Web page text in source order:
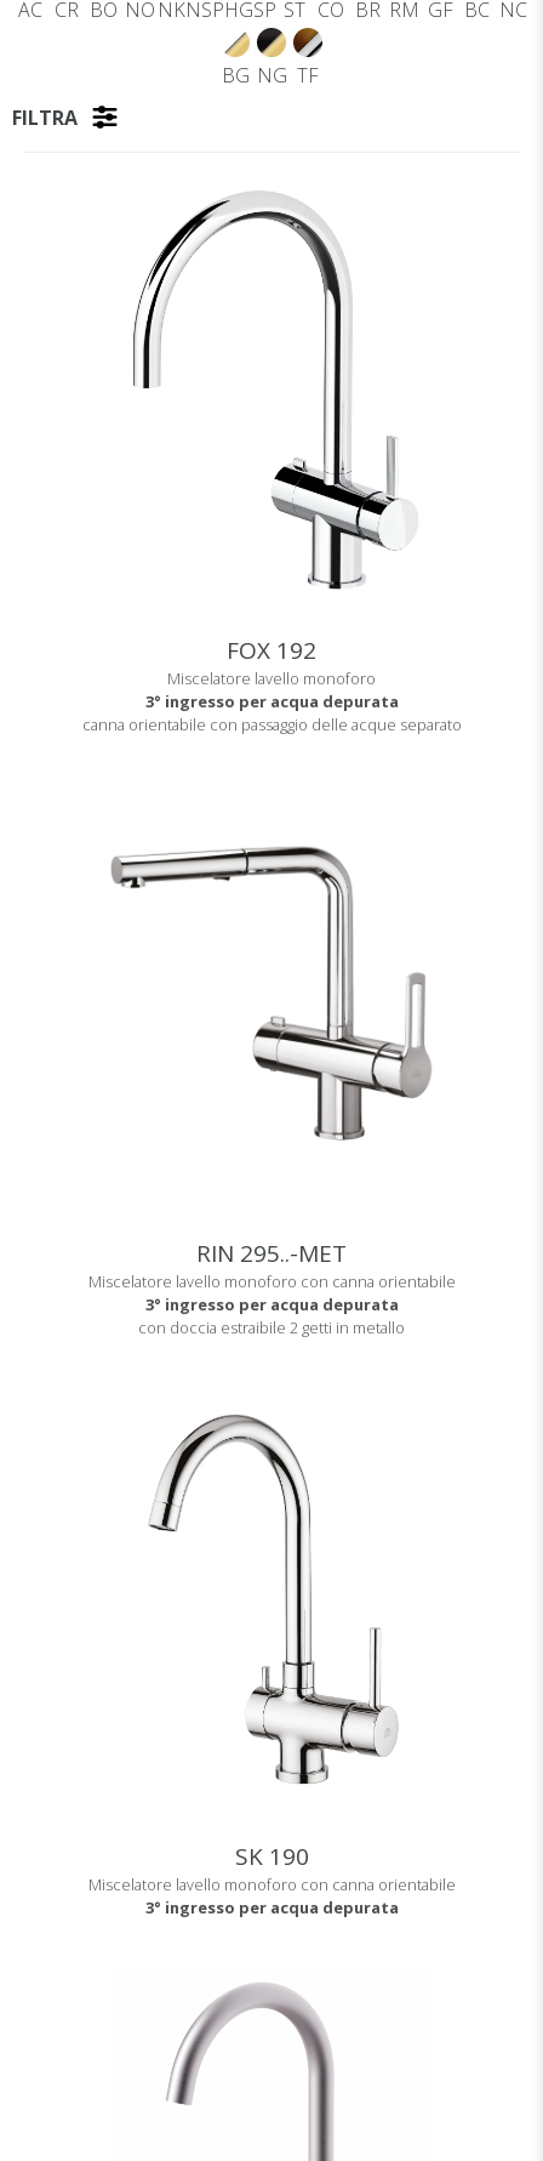
AC CR BO NO NKNSPHGSP ST CO BR RM GF BC NC
BG NG TF
FILTRA
FOX 192
Miscelatore lavello monoforo
3° ingresso per acqua depurata
canna orientabile con passaggio delle acque separato
RIN 295..-MET
Miscelatore lavello monoforo con canna orientabile
3° ingresso per acqua depurata
con doccia estraibile 2 getti in metallo
SK 190
Miscelatore lavello monoforo con canna orientabile
3° ingresso per acqua depurata